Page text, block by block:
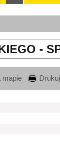
-
mapie Drukuj